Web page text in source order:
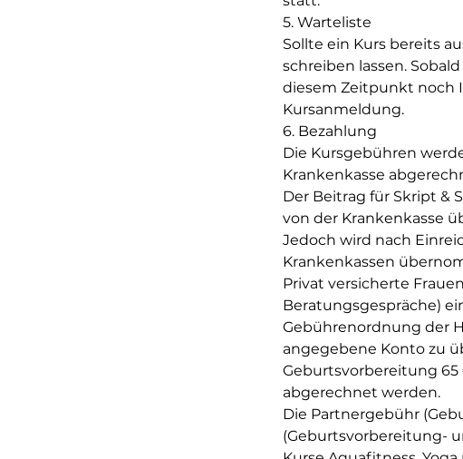
5. Warteliste
Sollte ein Kurs bereits
schreiben lassen.
diesem Zeitpunkt noch
Kursanmeldung.
6. Bezahlung
Die Kursgebühren
Krankenkasse
Der Beitrag für Skript &
von der Krankenkasse
Jedoch wird nach
Krankenkassen
Privat versicherte
Beratungsgespräche)
Gebührenordnung der
angegebene Konto zu
Geburtsvorbereitung
abgerechnet werden.
Die Partnergebühr
(Geburtsvorbereitung-